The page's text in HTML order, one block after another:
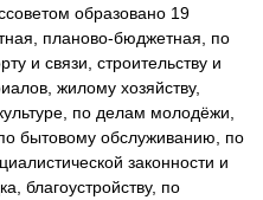
образовано 19
планово-бюджетная, по
и связи, строительству и
жилому хозяйству,
по делам молодёжи,
бытовому обслуживанию, по
законности и
благоустройству, по